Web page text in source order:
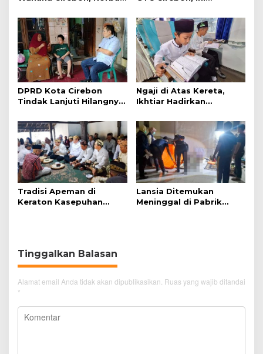
Polisi
Simanjuntak
DPRD Kota Cirebon
Tindak Lanjuti Hilangnya
Disabilitas
Ngaji di Atas Kereta,
Ikhtiar Hadirkan
Nyaman
Tradisi Apeman di
Keraton Kasepuhan
Lansia Ditemukan
Meninggal di Pabrik
Tinggalkan Balasan
Alamat email Anda tidak akan dipublikasikan. Ruas yang wajib ditandai
*